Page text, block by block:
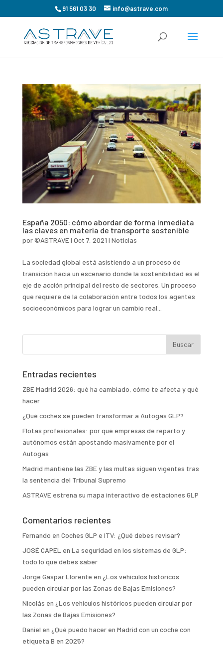
91 561 03 30 info@astrave.com
España 2050: cómo abordar de forma inmediata
las claves en materia de transporte sostenible
por©ASTRAVE| Oct 7, 2021 | Noticias
La sociedad global está asistiendo a un proceso de
transición hacia un escenario donde la sostenibilidad es el
eje de acción principal del resto de sectores. Un proceso
que requiere de la colaboración entre todos los agentes
socioeconómicos para lograr un cambio real...
Entradas recientes
ZBE Madrid 2026: qué ha cambiado, cómo te afecta y qué
hacer
¿Qué coches se pueden transformar a Autogas GLP?
Flotas profesionales: por qué empresas de reparto y
autónomos están apostando masivamente por el
Autogas
Madrid mantiene las ZBE y las multas siguen vigentes tras
la sentencia del Tribunal Supremo
ASTRAVE estrena su mapa interactivo de estaciones GLP
Comentarios recientes
Fernando en Coches GLP e ITV: ¿Qué debes revisar?
JOSÉ CAPEL en La seguridad en los sistemas de GLP:
todo lo que debes saber
Jorge Gaspar Llorente en ¿Los vehículos históricos
pueden circular por las Zonas de Bajas Emisiones?
Nicolás en ¿Los vehículos históricos pueden circular por
las Zonas de Bajas Emisiones?
Daniel en ¿Qué puedo hacer en Madrid con un coche con
etiqueta B en 2025?